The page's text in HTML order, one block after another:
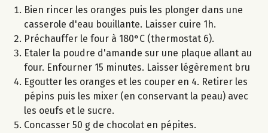
Bien rincer les oranges puis les plonger dans une
casserole d'eau bouillante. Laisser cuire 1h.
Préchauffer le four à 180°C (thermostat 6).
Etaler la poudre d'amande sur une plaque allant au
four. Enfourner 15 minutes. Laisser légèrement bru
Egoutter les oranges et les couper en 4. Retirer les
pépins puis les mixer (en conservant la peau) avec
les oeufs et le sucre.
Concasser 50 g de chocolat en pépites.